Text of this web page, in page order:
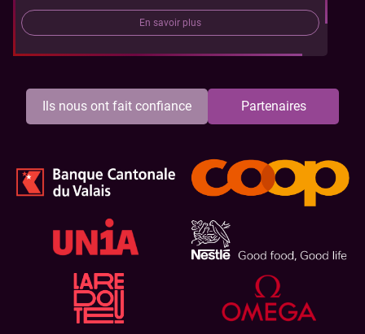
En savoir plus
Ils nous ont fait confiance Partenaires